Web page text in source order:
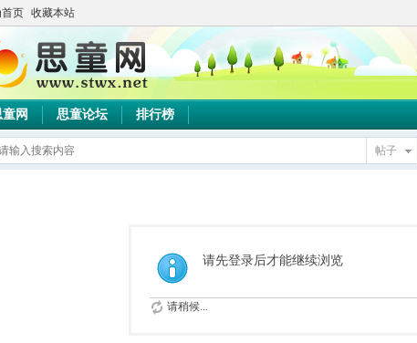
页 收藏本站
童网 思童论坛 排行榜
帖子
请先登录后才能继续浏览
请稍候...